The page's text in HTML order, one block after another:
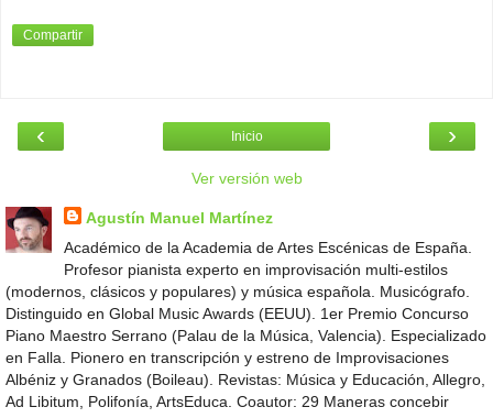
Compartir
‹ ›
Inicio
Ver versión web
Agustín Manuel Martínez
Académico de la Academia de Artes Escénicas de España.
Profesor pianista experto en improvisación multi-estilos
(modernos, clásicos y populares) y música española. Musicógrafo.
Distinguido en Global Music Awards (EEUU). 1er Premio Concurso
Piano Maestro Serrano (Palau de la Música, Valencia). Especializado
en Falla. Pionero en transcripción y estreno de Improvisaciones
Albéniz y Granados (Boileau). Revistas: Música y Educación, Allegro,
Ad Libitum, Polifonía, ArtsEduca. Coautor: 29 Maneras concebir